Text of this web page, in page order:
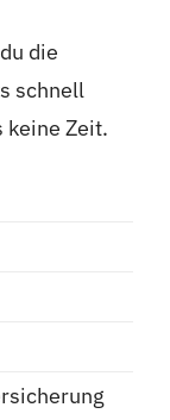
die
schnell
Zeit.